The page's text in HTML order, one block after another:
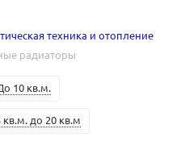
техника и отопление
радиаторы
10 кв.м.
кв.м. до 20 кв.м